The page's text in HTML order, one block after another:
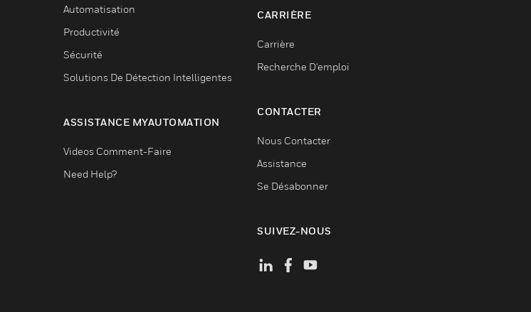
Automatisation
Productivité
Sécurité
Solutions De Détection Intelligentes
ASSISTANCE MYAUTOMATION
Videos Comment-Faire
Need Help?
CARRIÈRE
Carrière
Recherche D'emploi
CONTACTER
Nous Contacter
Assistance
Se Désabonner
SUIVEZ-NOUS